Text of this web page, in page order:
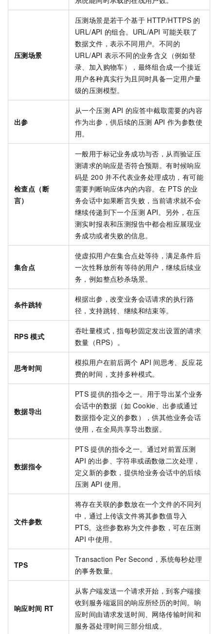
压测场景
压测场景是若干个基于 HTTP/HTTPS 的
URL/API 的组合。URL/API 可能关联了
数据文件，表示不同用户。不同的
URL/API 表示不同的业务含义（例如登
录、加入购物车），最终组合成一个接近
用户各种真实行为且同时具备一定用户量
级的压测模型。
出参
从一个压测 API 的应答中截取需要的内容
作为出参，供后续的压测 API 作为参数使
用。
检查点（断
言）
一般用于标记业务成功与否，从而验证压
测请求的响应是否符合预期。有时候响应
码是 200 并不代表业务处理成功，有可能
需要判断响应体内的内容。在 PTS 的业
务会话中如果断言失败，当前请求就不会
继续传递到下一个压测 API。另外，在压
测实时报表和压测报告中都会相应展现业
务成功或者失败的信息。
集合点
使虚拟用户在集合点处等待，满足条件后
一次性释放所有等待的用户，继续后续业
务，例如整点秒杀场景。
条件跳转
根据出参，改变业务会话请求的执行路
径，支持跳转、继续和结束等。
RPS 模式
吞吐量模式，指每秒固定发出设置的请求
数量（RPS）。
思考时间
模拟用户在前后两个 API 间思考、反应花
费的时间，支持多种模式。
数据导出
PTS 提供的指令之一。用于导出某个业务
会话中的数据（如 Cookie、出参或通过
数据指令定义的参数），供其他业务会话
使用，在全局共享导出数据。
数据指令
PTS 提供的指令之一。通过对前置压测
API 的出参、字符串或函数做二次处理，
定义新的参数，提供给业务会话中的后续
压测 API 使用。
文件参数
将存在关联的参数放在一个文件的不同列
中，通过上传该文件将其参数值导入
PTS。这些参数称为文件参数，可在压测
API 中使用。
TPS
Transaction Per Second，系统每秒处理
的事务数量。
响应时间 RT
从客户端发送一个请求开始，到客户端接
收到服务端返回的响应所经历的时间。响
应时间由请求发送时间、网络传输时间和
服务器处理时间三部分组成。